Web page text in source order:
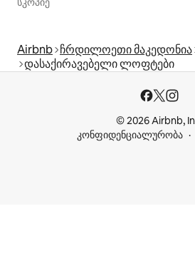
Airbnb ჩრდილოეთი მაკედონია
დასაქირავებელი ლოფტები
© 2026 Airbnb,
კონფიდენციალურობა